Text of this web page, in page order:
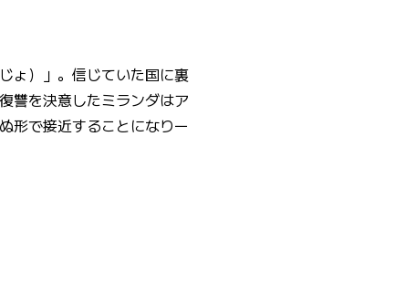
ょ）」。信じていた国に裏
讐を決意したミランダはア
形で接近することになりー